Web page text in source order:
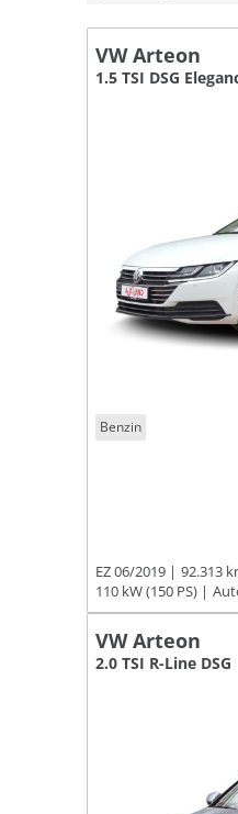
VW Arteon
1.5 TSI DSG
Benzin
EZ 06/2019
92.313
110 kW (150 PS)
VW Arteon
2.0 TSI R-Line DSG